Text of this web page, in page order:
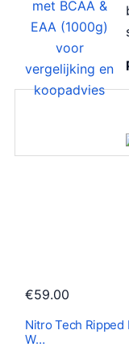
€59.00
Nitro Tech
W…